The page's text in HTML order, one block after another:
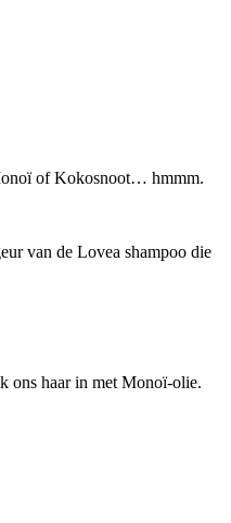
of Kokosnoot… hmmm.
van de Lovea shampoo die
ons haar in met Monoï-olie.